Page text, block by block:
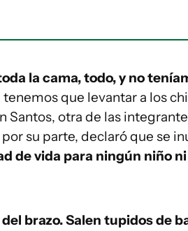
la cama, todo, y no
que levantar a los
Santos, otra de las
su parte, declaró que se
de vida para ningún niño
brazo. Salen tupidos de